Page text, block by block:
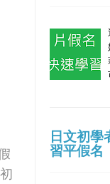
日文初學
習平假名